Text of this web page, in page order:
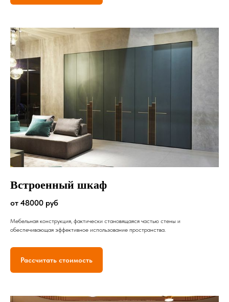
Встроенный шкаф
от 48000 руб
Мебельная конструкция, фактически становящаяся частью стены и
обеспечивающая эффективное использование пространства.
Рассчитать стоимость